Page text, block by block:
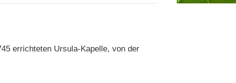
errichteten Ursula-Kapelle, von der